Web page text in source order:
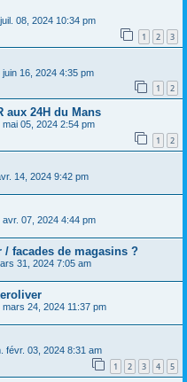
08, 2024 10:34 pm
1 2 3
juin 16, 2024 4:35 pm
1 2
aux 24H du Mans
mai 05, 2024 2:54 pm
1 2
14, 2024 9:42 pm
avr. 07, 2024 4:44 pm
facades de magasins ?
31, 2024 7:05 am
mars 24, 2024 11:37 pm
févr. 03, 2024 8:31 am
1 2 3 4 5